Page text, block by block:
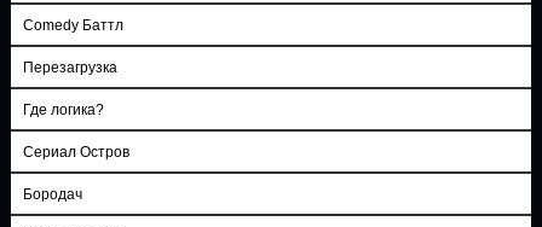
Comedy Баттл
Перезагрузка
Где логика?
Сериал Остров
Бородач